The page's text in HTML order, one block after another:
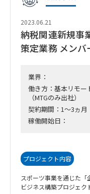
2023.06.21
納税関連新規事
策定業務 メンバ
業界：
働き方：基本リモー
（MTGのみ出社）
契約期間：1～3ヵ月
稼働開始日：
プロジェクト内容
スポーツ事業を通じた
ビジネス構築プロジェク